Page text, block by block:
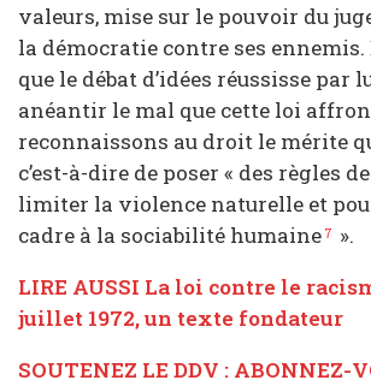
valeurs, mise sur le pouvoir du
la démocratie contre ses
que le débat d’idées réussisse par
anéantir le mal que cette loi
reconnaissons au droit le mérite
c’est-à-dire de poser « des règles
limiter la violence naturelle et
cadre à la sociabilité humaine 7 ».
LIRE AUSSI La loi contre le
juillet 1972, un texte fondateur
SOUTENEZ LE DDV : ABONNEZ-